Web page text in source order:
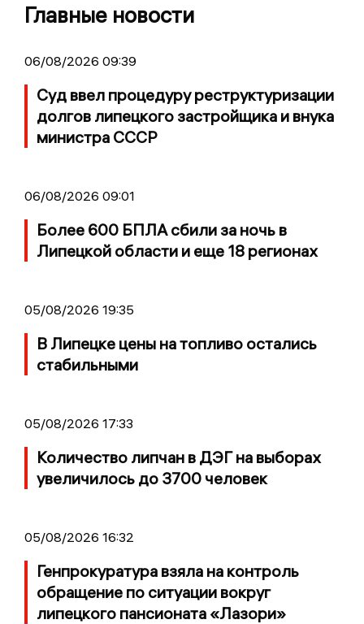
Главные новости
06/08/2026 09:39
Суд ввел процедуру реструктуризации
долгов липецкого застройщика и внука
министра СССР
06/08/2026 09:01
Более 600 БПЛА сбили за ночь в
Липецкой области и еще 18 регионах
05/08/2026 19:35
В Липецке цены на топливо остались
стабильными
05/08/2026 17:33
Количество липчан в ДЭГ на выборах
увеличилось до 3700 человек
05/08/2026 16:32
Генпрокуратура взяла на контроль
обращение по ситуации вокруг
липецкого пансионата «Лазори»